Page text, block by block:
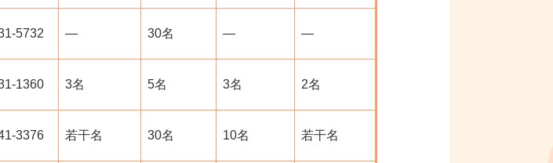
5732 ― 30名 ― ―
1360 3名 5名 3名 2名
3376 若干名 30名 10名 若干名